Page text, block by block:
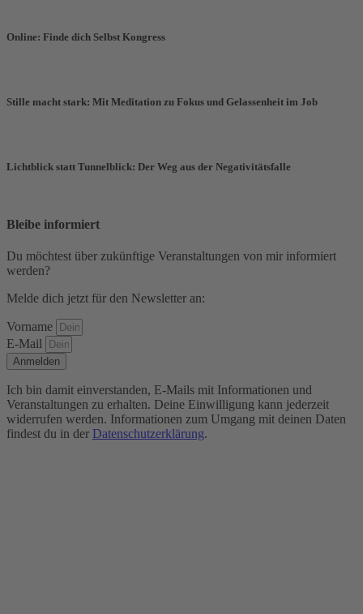
Online: Finde dich Selbst Kongress
Stille macht stark: Mit Meditation zu Fokus und Gelassenheit im Job
Lichtblick statt Tunnelblick: Der Weg aus der Negativitätsfalle
Bleibe informiert
Du möchtest über zukünftige Veranstaltungen von mir informiert
werden?
Melde dich jetzt für den Newsletter an:
Vorname
E-Mail
Anmelden
Ich bin damit einverstanden, E-Mails mit Informationen und
Veranstaltungen zu erhalten. Deine Einwilligung kann jederzeit
widerrufen werden. Informationen zum Umgang mit deinen Daten
findest du in der Datenschutzerklärung.